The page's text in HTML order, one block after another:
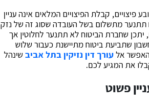
קבלת הפיצויים המלאים אינה עניין
תתנער מתשלום בשל העובדה שסוג זה של נזק
שחברת הביטוח לא תתנער לחלוטין אך
שתביעת ביטוח מתיישנת כעבור שלוש
אל עורך דין נזיקין בתל אביב שינהל
את המגיע לכם.
פשוט